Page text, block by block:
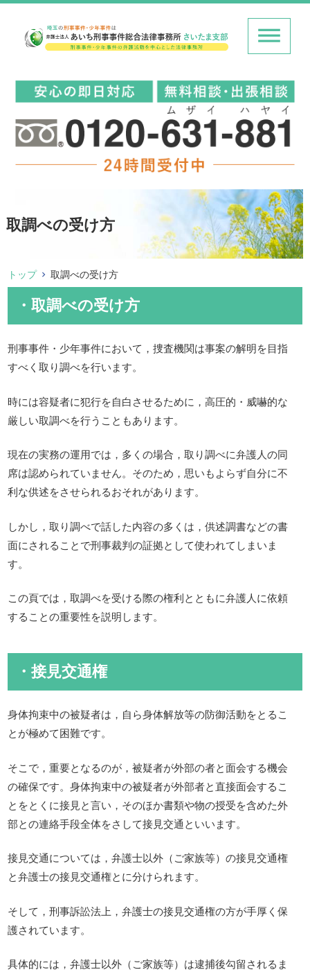
取調べの受け方
トップ 取調べの受け方
・取調べの受け方
刑事事件・少年事件において，捜査機関は事案の解明を目指
すべく取り調べを行います。
時には容疑者に犯行を自白させるために，高圧的・威嚇的な
厳しい取調べを行うこともあります。
現在の実務の運用では，多くの場合，取り調べに弁護人の同
席は認められていません。そのため，思いもよらず自分に不
利な供述をさせられるおそれがあります。
しかし，取り調べで話した内容の多くは，供述調書などの書
面にされることで刑事裁判の証拠として使われてしまいま
す。
この頁では，取調べを受ける際の権利とともに弁護人に依頼
することの重要性を説明します。
・接見交通権
身体拘束中の被疑者は，自ら身体解放等の防御活動をとるこ
とが極めて困難です。
そこで，重要となるのが，被疑者が外部の者と面会する機会
の確保です。身体拘束中の被疑者が外部者と直接面会するこ
とをとくに接見と言い，そのほか書類や物の授受を含めた外
部との連絡手段全体をさして接見交通といいます。
接見交通については，弁護士以外（ご家族等）の接見交通権
と弁護士の接見交通権とに分けられます。
そして，刑事訴訟法上，弁護士の接見交通権の方が手厚く保
護されています。
具体的には，弁護士以外（ご家族等）は逮捕後勾留されるま